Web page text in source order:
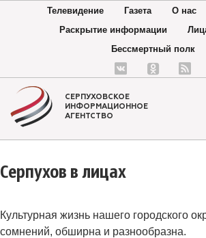
Телевидение Газета О нас
Раскрытие информации
Бессмертный полк
СЕРПУХОВСКОЕ
ИНФОРМАЦИОННОЕ
АГЕНТСТВО
Серпухов в лицах
Культурная жизнь нашего городского
сомнений, обширна и разнообразна.